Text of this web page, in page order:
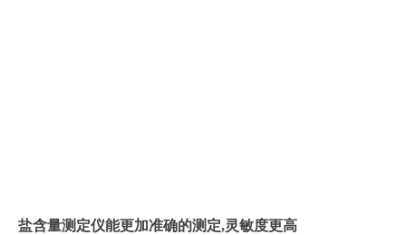
盐含量测定仪能更加准确的测定,灵敏度更高